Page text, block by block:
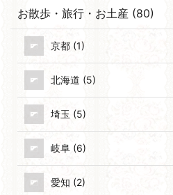
お散歩・旅行・お土産 (80)
京都 (1)
北海道 (5)
埼玉 (5)
岐阜 (6)
愛知 (2)